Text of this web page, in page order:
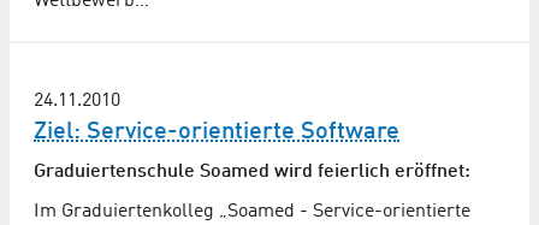
24.11.2010
Ziel: Service-orientierte Software
Graduiertenschule Soamed wird feierlich eröffnet:
Im Graduiertenkolleg „Soamed - Service-orientierte